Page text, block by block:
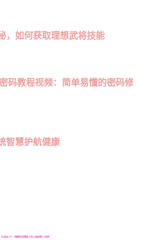
，如何获取理想武将技能
码教程视频：简单易懂的密码修
智慧护航健康